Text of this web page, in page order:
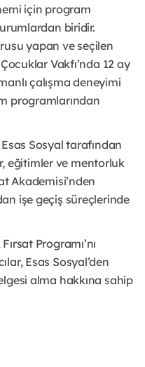
için program
biridir.
yapan ve seçilen
Vakfı’nda 12 ay
çalışma deneyimi
programlarından
Sosyal tarafından
eğitimler ve mentorluk
Akademisi’nden
işe geçiş süreçlerinde
Programı’nı
Esas Sosyal’den
alma hakkına sahip